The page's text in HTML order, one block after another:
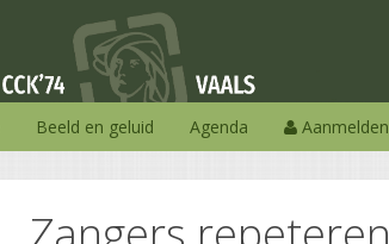
Beeld en geluid Agenda Aanmelden